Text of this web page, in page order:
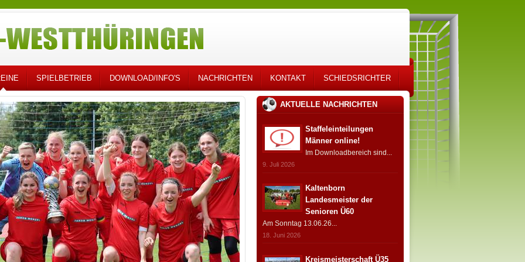
SPIELBETRIEB DOWNLOAD/INFO'S NACHRICHTEN KONTAKT SCHIEDSRICHTER
AKTUELLE NACHRICHTEN
Staffeleinteilungen
Männer online!
Im Downloadbereich sind...
9. Juli 2026
Kaltenborn
Landesmeister der
Senioren Ü60
Am Sonntag 13.06.26...
18. Juni 2026
Kreismeisterschaft Ü35